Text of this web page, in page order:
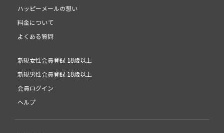
ハッピーメールの想い
料金について
よくある質問
新規女性会員登録 18歳以上
新規男性会員登録 18歳以上
会員ログイン
ヘルプ